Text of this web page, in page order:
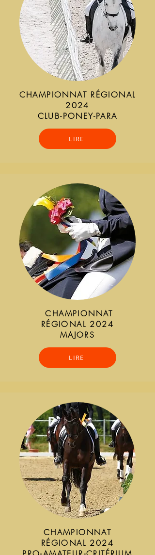
CHAMPIONNAT RÉGIONAL
2024
CLUB-PONEY-PARA
LIRE
CHAMPIONNAT
RÉGIONAL 2024
MAJORS
LIRE
CHAMPIONNAT
RÉGIONAL 2024